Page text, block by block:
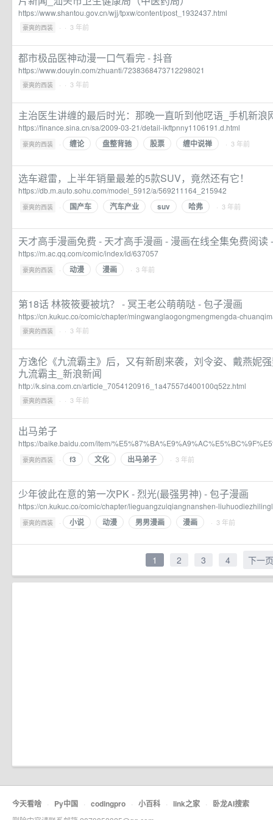
https://www.shantou.gov.cn/wjj/tpxw/content/post_1932437.html
豪爽的西装 · · 3 年前
都市极品医神动漫一口气看完 - 抖音
https://www.douyin.com/zhuanti/7238368473712298021
豪爽的西装 · · 3 年前
主治医生讲缠的最后时光：那晚一直听到他呓语_手机新浪
https://finance.sina.cn/sa/2009-03-21/detail-ikftpnny1106191.d.html
豪爽的西装 · 缠论 盘整背驰 股票 缠中说禅 · 3 年前
选车避雷，上半年销量最差的5款SUV，竟然还有它！
https://db.m.auto.sohu.com/model_5912/a/569211164_215942
豪爽的西装 · 国产车 汽车产业 suv 哈弗 · 3 年前
天才高手漫画免费 - 天才高手漫画 - 漫画在线全集免费阅读
https://m.ac.qq.com/comic/index/id/637057
豪爽的西装 · 动漫 漫画 · 3 年前
第18话 林筱筱要被坑？ - 冥王老公萌萌哒 - 包子漫画
https://cn.kukuc.co/comic/chapter/mingwanglaogongmengmengda-
豪爽的西装 · · 3 年前
方逸伦《九流霸主》后，又有新剧来袭，刘令姿、戴燕妮
九流霸主_新浪新闻
http://k.sina.com.cn/article_7054120916_1a47557d400100q52z.html
豪爽的西装 · · 3 年前
出马弟子
https://baike.baidu.com/item/
豪爽的西装 · f3 文化 出马弟子 · 3 年前
少年彼此在意的第一次PK - 烈光(最强男神) - 包子漫画
https://cn.kukuc.co/comic/chapter/lieguangzuiqiangnanshen-
豪爽的西装 · 小说 动漫 男男漫画 漫画 · 3 年前
1 2 3 4 下一页
今天看啥 · Py中国 · codingpro · 小百科 · link之家 · 卧龙AI搜索